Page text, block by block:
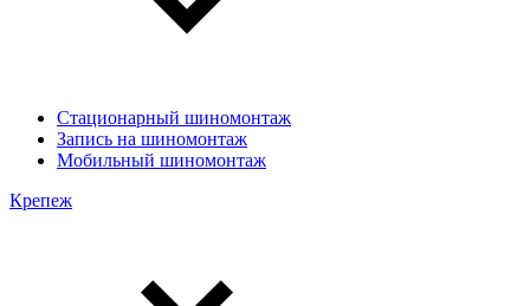
Стационарный шиномонтаж
Запись на шиномонтаж
Мобильный шиномонтаж
Крепеж